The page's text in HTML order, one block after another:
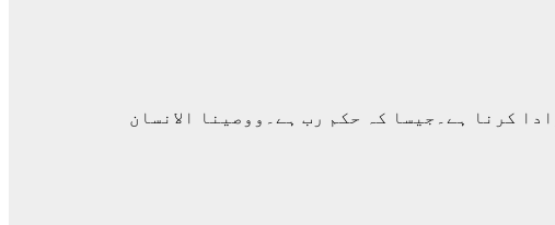
کرنا ہے۔جیسا کہ حکم رب ہے۔ووصینا الانسان